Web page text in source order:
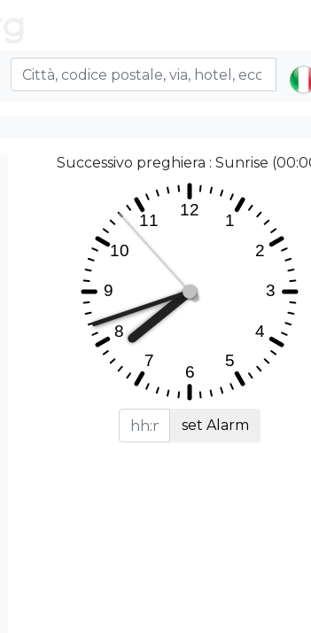
Successivo preghiera : Sunrise
set Alarm